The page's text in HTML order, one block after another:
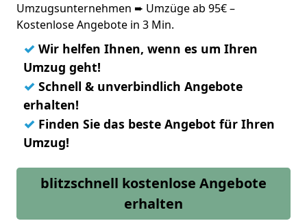
Umzugsunternehmen ➨ Umzüge ab 95€ –
Kostenlose Angebote in 3 Min.
✓ Wir helfen Ihnen, wenn es um Ihren
Umzug geht!
✓ Schnell & unverbindlich Angebote
erhalten!
✓ Finden Sie das beste Angebot für Ihren
Umzug!
blitzschnell kostenlose Angebote
erhalten